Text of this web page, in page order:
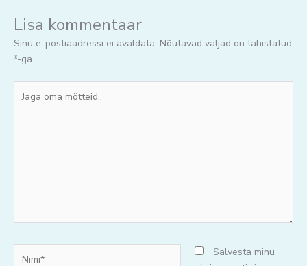
Lisa kommentaar
Sinu e-postiaadressi ei avaldata. Nõutavad väljad on tähistatud
*-ga
oma
Salvesta minu